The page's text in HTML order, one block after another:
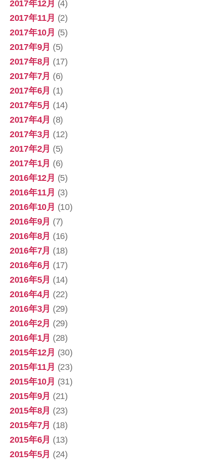
2017年12月 (4)
2017年11月 (2)
2017年10月 (5)
2017年9月 (5)
2017年8月 (17)
2017年7月 (6)
2017年6月 (1)
2017年5月 (14)
2017年4月 (8)
2017年3月 (12)
2017年2月 (5)
2017年1月 (6)
2016年12月 (5)
2016年11月 (3)
2016年10月 (10)
2016年9月 (7)
2016年8月 (16)
2016年7月 (18)
2016年6月 (17)
2016年5月 (14)
2016年4月 (22)
2016年3月 (29)
2016年2月 (29)
2016年1月 (28)
2015年12月 (30)
2015年11月 (23)
2015年10月 (31)
2015年9月 (21)
2015年8月 (23)
2015年7月 (18)
2015年6月 (13)
2015年5月 (24)